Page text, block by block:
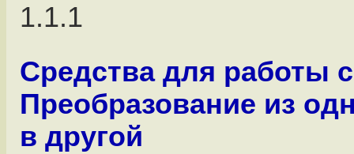
1.1.1
Средства для работы
Преобразование из
в другой